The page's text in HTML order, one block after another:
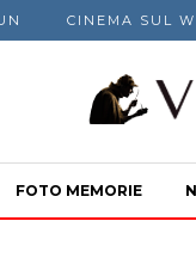
CINEMA SUL
FOTO MEMORIE